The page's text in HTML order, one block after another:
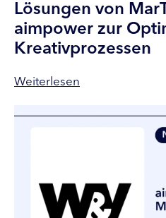
Lösungen von
aimpower zur
Kreativprozessen
Weiterlesen